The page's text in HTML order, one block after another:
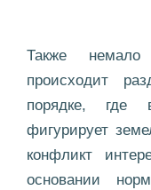
Также немало
происходит
порядке, где
фигурирует
конфликт
основании